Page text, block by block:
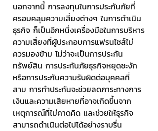
นอกจากนี้ การลงทุนในการประกันภัยที่
ครอบคลุมความเสี่ยงต่างๆ ในการดำเนิน
ธุรกิจ ก็เป็นอีกหนึ่งเครื่องมือในการบริหาร
ความเสี่ยงที่ผู้ประกอบการแฟรนไชส์ไม่
ควรมองข้าม ไม่ว่าจะเป็นการประกัน
ทรัพย์สิน การประกันภัยธุรกิจหยุดชะงัก
หรือการประกันความรับผิดต่อบุคคลที่
สาม การทำประกันจะช่วยลดภาระทางการ
เงินและความเสียหายที่อาจเกิดขึ้นจาก
เหตุการณ์ที่ไม่คาดคิด และช่วยให้ธุรกิจ
สามารถดำเนินต่อไปได้อย่างราบรื่น